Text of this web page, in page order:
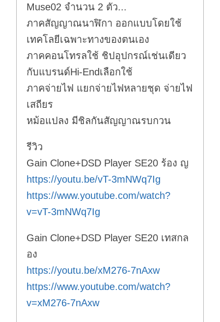
Muse02 จำนวน 2 ตัว...
ภาคสัญญาณนาฬิกา ออกแบบโดยใช้
เทคโลยีเฉพาะทางของตนเอง
ภาคคอนโทรลใช้ ชิปอุปกรณ์เช่นเดียว
กับแบรนด์Hi-Endเลือกใช้
ภาคจ่ายไฟ แยกจ่ายไฟหลายชุด จ่ายไฟ
เสถียร
หม้อแปลง มีชิลกันสัญญาณรบกวน
รีวิว
Gain Clone+DSD Player SE20 ร้อง ญ
https://youtu.be/vT-3mNWq7Ig
https://www.youtube.com/watch?
v=vT-3mNWq7Ig
Gain Clone+DSD Player SE20 เทสกล
อง
https://youtu.be/xM276-7nAxw
https://www.youtube.com/watch?
v=xM276-7nAxw